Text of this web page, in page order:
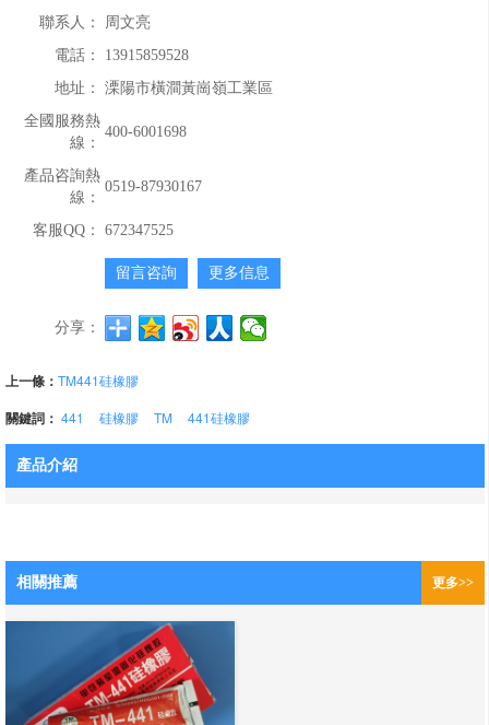
聯系人：
周文亮
電話：
13915859528
地址：
溧陽市橫澗黃崗嶺工業區
全國服務熱
線：
400-6001698
產品咨詢熱
線：
0519-87930167
客服QQ： 672347525
留言咨詢 更多信息
分享：
上一條： TM441硅橡膠
關鍵詞： 441 硅橡膠 TM 441硅橡膠
產品介紹
相關推薦 更多>>